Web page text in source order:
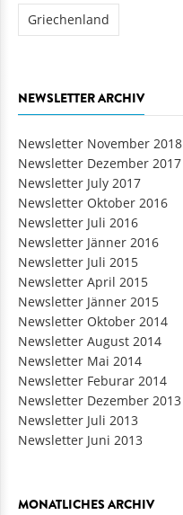
Griechenland
NEWSLETTER ARCHIV
Newsletter November 2018
Newsletter Dezember 2017
Newsletter July 2017
Newsletter Oktober 2016
Newsletter Juli 2016
Newsletter Jänner 2016
Newsletter Juli 2015
Newsletter April 2015
Newsletter Jänner 2015
Newsletter Oktober 2014
Newsletter August 2014
Newsletter Mai 2014
Newsletter Feburar 2014
Newsletter Dezember 2013
Newsletter Juli 2013
Newsletter Juni 2013
MONATLICHES ARCHIV